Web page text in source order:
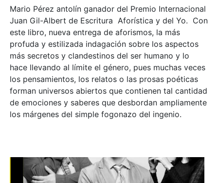
Mario Pérez antolín ganador del Premio Internacional
Juan Gil-Albert de Escritura Aforística y del Yo. Con
este libro, nueva entrega de aforismos, la más
profuda y estilizada indagación sobre los aspectos
más secretos y clandestinos del ser humano y lo
hace llevando al límite el género, pues muchas veces
los pensamientos, los relatos o las prosas poéticas
forman universos abiertos que contienen tal cantidad
de emociones y saberes que desbordan ampliamente
los márgenes del simple fogonazo del ingenio.